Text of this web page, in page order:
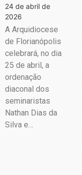
24 de abril de
2026
A Arquidiocese
de Florianópolis
celebrará, no dia
25 de abril, a
ordenação
diaconal dos
seminaristas
Nathan Dias da
Silva e…